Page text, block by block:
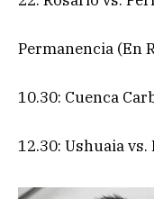
Permanencia (En
10.30: Cuenca
12.30: Ushuaia vs.